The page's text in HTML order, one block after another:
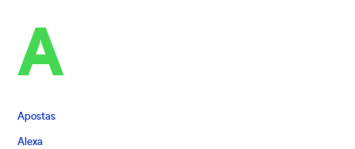
A
Apostas
Alexa